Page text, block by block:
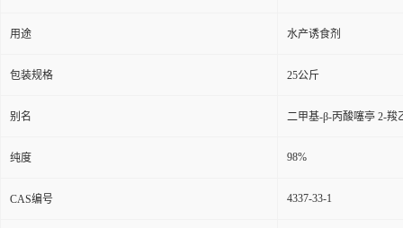
用途 水产诱食剂
包装规格 25公斤
别名 二甲基-β-丙酸噻亭 2-羧
纯度 98%
CAS编号 4337-33-1